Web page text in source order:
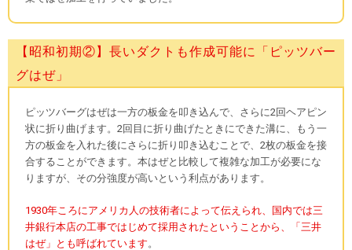
【昭和初期②】長いダクトも作成可能に「ピッツバー
グはぜ」
ピッツバーグはぜは一方の板金を叩き込んで、さらに2回ヘアピン
状に折り曲げます。2回目に折り曲げたときにできた溝に、もう一
方の板金を入れた後にさらに折り叩き込むことで、2枚の板金を接
合することができます。本はぜと比較して複雑な加工が必要にな
りますが、その分強度が高いという利点があります。
1930年ころにアメリカ人の技術者によって伝えられ、国内では三
井銀行本店の工事ではじめて採用されたということから、「三井
はぜ」とも呼ばれています 。